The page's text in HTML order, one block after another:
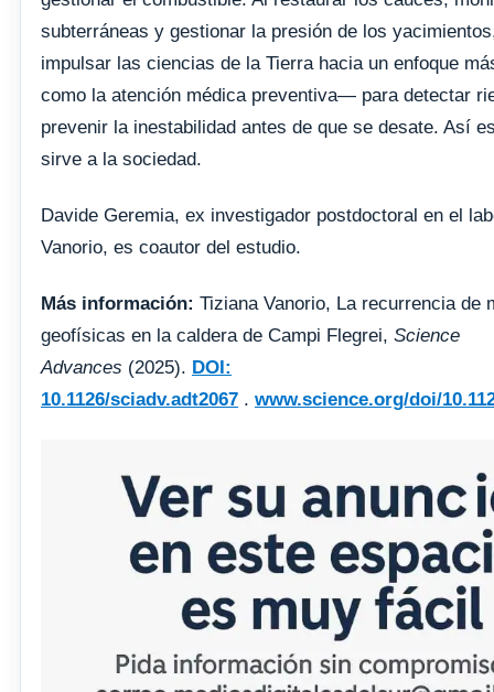
subterráneas y gestionar la presión de los
impulsar las ciencias de la Tierra hacia un enfoque
como la atención médica preventiva— para detectar
prevenir la inestabilidad antes de que se desate. Así
sirve a la sociedad.
Davide Geremia, ex investigador postdoctoral en el
Vanorio, es coautor del estudio.
Más información: Tiziana Vanorio, La recurrencia de
geofísicas en la caldera de Campi Flegrei, Science
Advances (2025). DOI:
10.1126/sciadv.adt2067 . www.science.org/doi/